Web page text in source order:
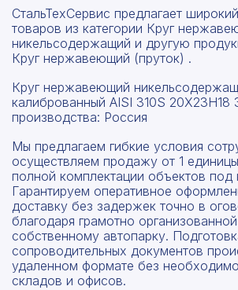
СтальТехСервис предлагает
товаров из категории Круг
никельсодержащий и другую
Круг нержавеющий (пруток) .
Круг нержавеющий
калиброванный AISI 310S 20Х23Н18
производства: Россия
Мы предлагаем гибкие условия
осуществляем продажу от 1
полной комплектации объектов под
Гарантируем оперативное
доставку без задержек точно в
благодаря грамотно
собственному автопарку.
сопроводительных документов
удаленном формате без
складов и офисов.